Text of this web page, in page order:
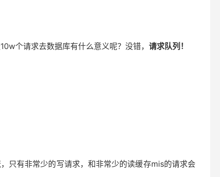
个请求去数据库有什么意义呢？没错， 请求队列！
只有非常少的写请求，和非常少的读缓存mis的请求会